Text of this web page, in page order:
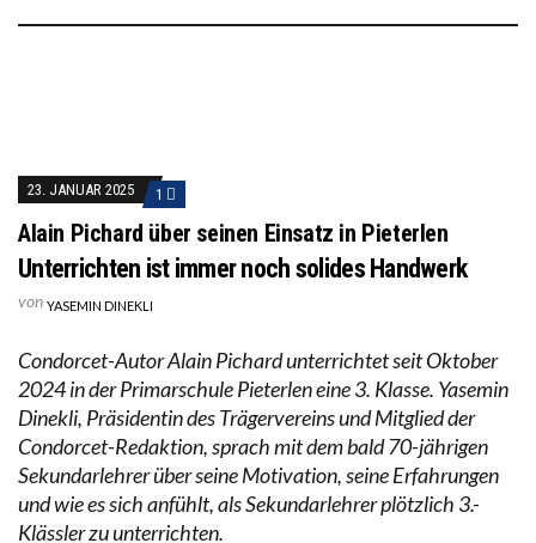
23. JANUAR 2025 1
Alain Pichard über seinen Einsatz in Pieterlen
Unterrichten ist immer noch solides Handwerk
von YASEMIN DINEKLI
Condorcet-Autor Alain Pichard unterrichtet seit Oktober
2024 in der Primarschule Pieterlen eine 3. Klasse. Yasemin
Dinekli, Präsidentin des Trägervereins und Mitglied der
Condorcet-Redaktion, sprach mit dem bald 70-jährigen
Sekundarlehrer über seine Motivation, seine Erfahrungen
und wie es sich anfühlt, als Sekundarlehrer plötzlich 3.-
Klässler zu unterrichten.